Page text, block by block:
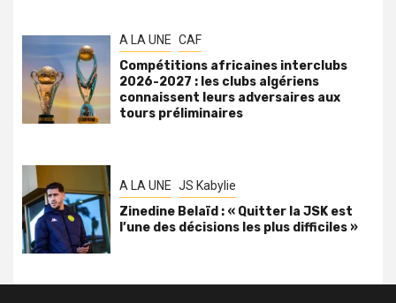
A LA UNE CAF
Compétitions africaines interclubs
2026-2027 : les clubs algériens
connaissent leurs adversaires aux
tours préliminaires
A LA UNE JS Kabylie
Zinedine Belaïd : « Quitter la JSK est
l’une des décisions les plus difficiles »